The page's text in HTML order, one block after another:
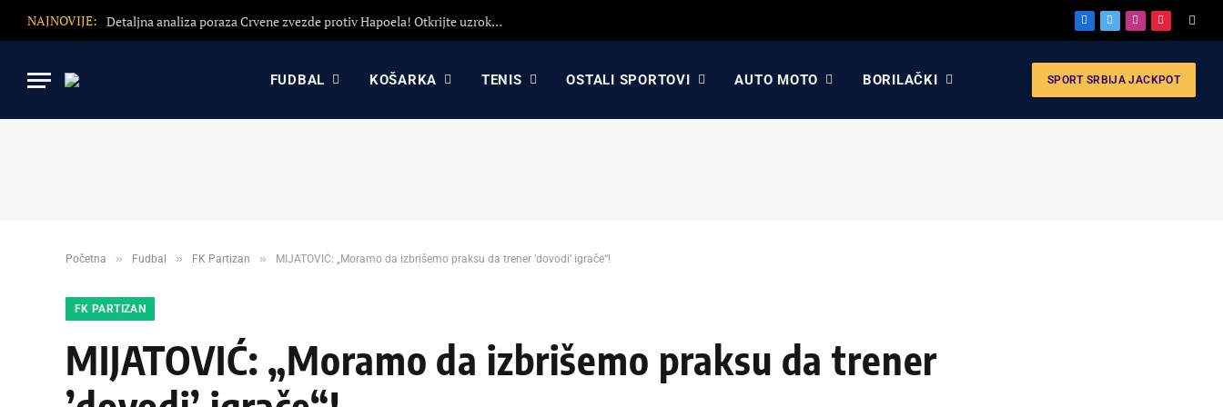
NAJNOVIJE: Detaljna analiza poraza Crvene zvezde protiv Hapoela! Otkrijte uzroke poraza, analizu odluka Dejana Stankovića i najavu revanša Facebook
X
Instagram
Pinterest
FUDBAL KOŠARKA TENIS OSTALI SPORTOVI AUTO MOTO BORILAČKI SPORT SRBIJA JACKPOT
Početna » Fudbal » FK Partizan » MIJATOVIĆ: „Moramo da izbrišemo praksu da trener ’dovodi’ igrače“!
FK PARTIZAN
MIJATOVIĆ: „Moramo da izbrišemo praksu da trener